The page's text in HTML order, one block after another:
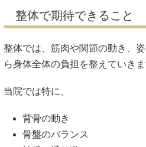
整体で期待できること
整体では、筋肉や関節の動き、
ら身体全体の負担を整えていきま
当院では特に、
背骨の動き
骨盤のバランス